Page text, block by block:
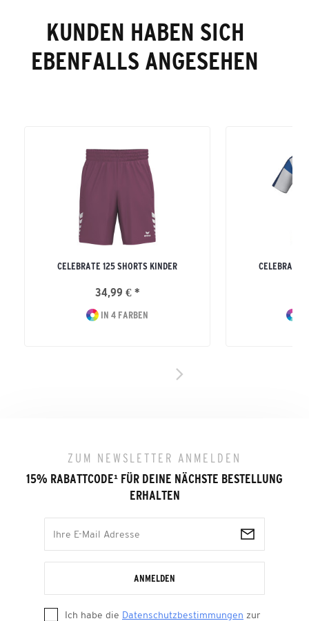
KUNDEN HABEN SICH
EBENFALLS ANGESEHEN
CELEBRATE 125 SHORTS KINDER
34,99 € *
IN 4 FARBEN
CELEBRATE
ZUM NEWSLETTER ANMELDEN
15% RABATTCODE¹ FÜR DEINE NÄCHSTE BESTELLUNG
ERHALTEN
ANMELDEN
Ich habe die Datenschutzbestimmungen zur